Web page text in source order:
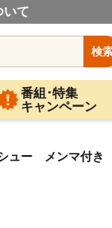
いて
検
番組･特集
キャンペーン
シュー メンマ